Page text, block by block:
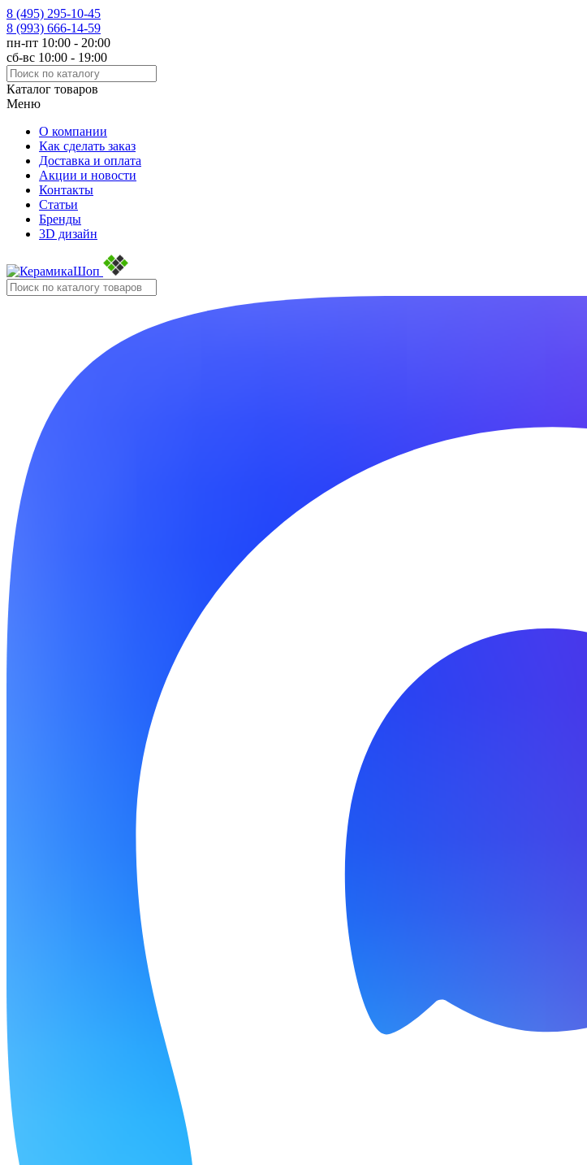
8 (495) 295-10-45
8 (993) 666-14-59
пн-пт 10:00 - 20:00
сб-вс 10:00 - 19:00
Каталог товаров
Меню
О компании
Как сделать заказ
Доставка и оплата
Акции и новости
Контакты
Статьи
Бренды
3D дизайн